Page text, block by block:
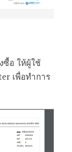
ซื้อ ให้ผู้ใช้
เพื่อทำการ